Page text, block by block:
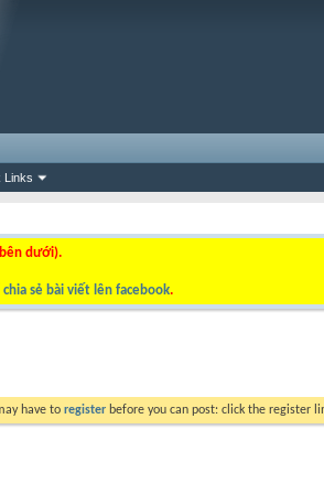
Links
dưới).
chia sẻ bài viết lên facebook.
have to register before you can post: click the register